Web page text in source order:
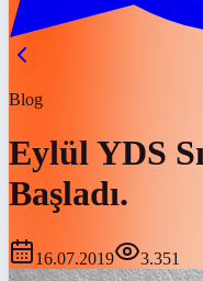
Blog
Eylül YDS
Başladı.
16.07.2019 3.351